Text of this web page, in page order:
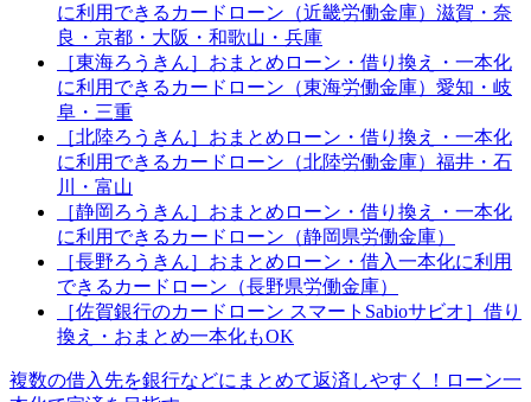
に利用できるカードローン（近畿労働金庫）滋賀・奈
良・京都・大阪・和歌山・兵庫
［東海ろうきん］おまとめローン・借り換え・一本化
に利用できるカードローン（東海労働金庫）愛知・岐
阜・三重
［北陸ろうきん］おまとめローン・借り換え・一本化
に利用できるカードローン（北陸労働金庫）福井・石
川・富山
［静岡ろうきん］おまとめローン・借り換え・一本化
に利用できるカードローン（静岡県労働金庫）
［長野ろうきん］おまとめローン・借入一本化に利用
できるカードローン（長野県労働金庫）
［佐賀銀行のカードローン スマートSabioサビオ］借り
換え・おまとめ一本化もOK
複数の借入先を銀行などにまとめて返済しやすく！ローン一